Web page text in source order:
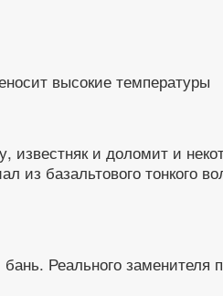
высокие температуры
известняк и доломит и
из базальтового тонкого
Реального заменителя